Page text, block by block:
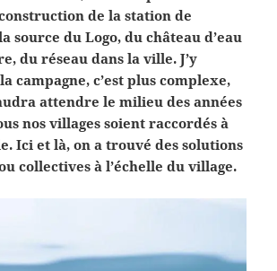
construction de la station de
source du Logo, du château d’eau
du réseau dans la ville. J’y
campagne, c’est plus complexe,
attendre le milieu des années
nos villages soient raccordés à
Ici et là, on a trouvé des solutions
collectives à l’échelle du village.